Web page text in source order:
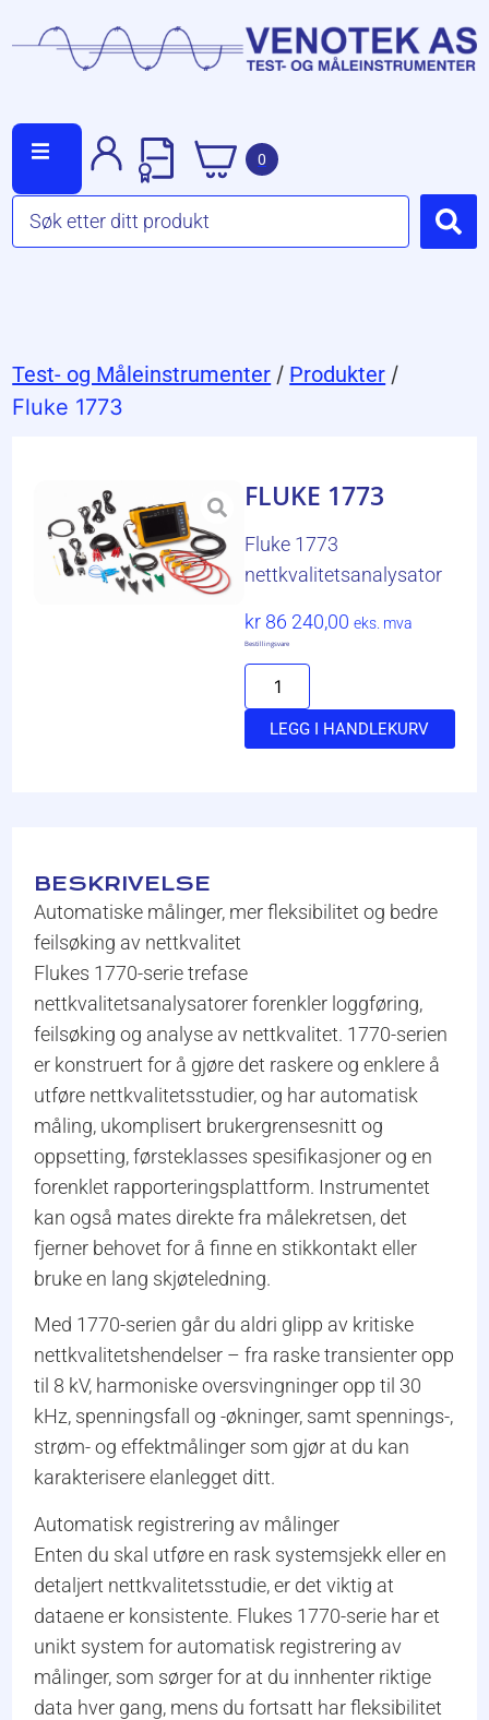
0
Test- og Måleinstrumenter / Produkter /
Fluke 1773
FLUKE 1773
Fluke 1773
nettkvalitetsanalysator
kr 86 240,00 eks. mva
Bestillingsvare
LEGG I HANDLEKURV
BESKRIVELSE
Automatiske målinger, mer fleksibilitet og bedre
feilsøking av nettkvalitet
Flukes 1770-serie trefase
nettkvalitetsanalysatorer forenkler loggføring,
feilsøking og analyse av nettkvalitet. 1770-serien
er konstruert for å gjøre det raskere og enklere å
utføre nettkvalitetsstudier, og har automatisk
måling, ukomplisert brukergrensesnitt og
oppsetting, førsteklasses spesifikasjoner og en
forenklet rapporteringsplattform. Instrumentet
kan også mates direkte fra målekretsen, det
fjerner behovet for å finne en stikkontakt eller
bruke en lang skjøteledning.
Med 1770-serien går du aldri glipp av kritiske
nettkvalitetshendelser – fra raske transienter opp
til 8 kV, harmoniske oversvingninger opp til 30
kHz, spenningsfall og -økninger, samt spennings-,
strøm- og effektmålinger som gjør at du kan
karakterisere elanlegget ditt.
Automatisk registrering av målinger
Enten du skal utføre en rask systemsjekk eller en
detaljert nettkvalitetsstudie, er det viktig at
dataene er konsistente. Flukes 1770-serie har et
unikt system for automatisk registrering av
målinger, som sørger for at du innhenter riktige
data hver gang, mens du fortsatt har fleksibilitet